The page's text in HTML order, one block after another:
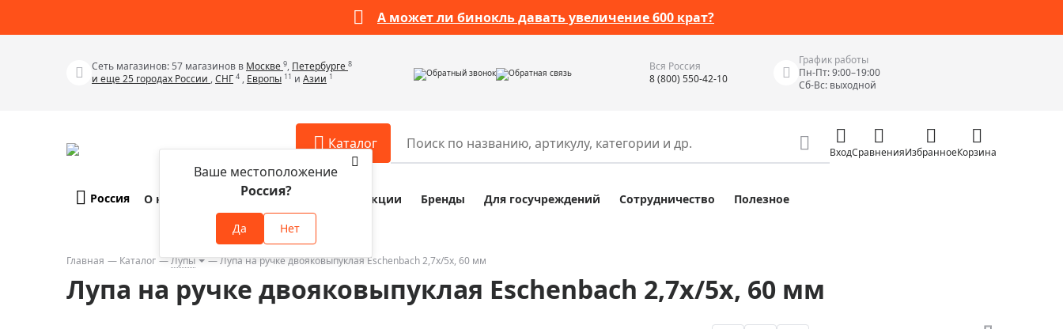
А может ли бинокль давать увеличение 600 крат?
Сеть магазинов: 57 магазинов в Москве 9, Петербурге 8
и еще 25 городах России ,СНГ 4 , Европы 11 и Азии 1 Обратный звонок Обратная связь
Вся Россия
8 (800) 550-42-10
График работы
Пн-Пт: 9:00–19:00
Сб-Вс: выходной
Каталог
Телескопы
Бинокли
Зрительные трубы
Аксессуары для микроскопов
Аксессуары для зрительных труб
Аксессуары для биноклей
Разное
Наборы исследователя Bresser Junior
Измерительные инструменты
Цифровые уровни и угломеры
ВходСравненияИзбранноеКорзина
Россия
Ваше местоположение
Россия?
Да Нет
О компании Оплата и доставка Акции Бренды Для госучреждений Сотрудничество Полезное
Главная Каталог Лупы Лупа на ручке двояковыпуклая Eschenbach 2,7x/5x, 60 мм
Лупа на ручке двояковыпуклая Eschenbach 2,7x/5x, 60 мм